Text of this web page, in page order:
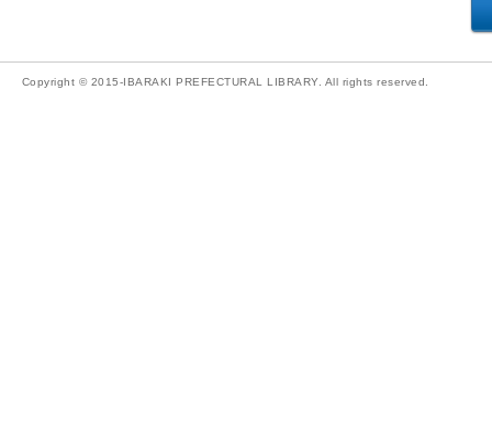
Copyright © 2015-IBARAKI PREFECTURAL LIBRARY. All rights reserved.